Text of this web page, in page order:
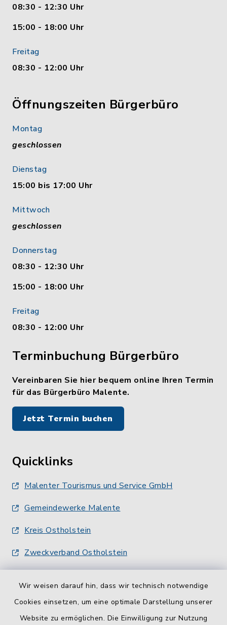
Wir weisen darauf hin, dass wir technisch notwendige
Cookies einsetzen, um eine optimale Darstellung unserer
Website zu ermöglichen. Die Einwilligung zur Nutzung
08:30 - 12:30 Uhr
15:00 - 18:00 Uhr
Freitag
08:30 - 12:00 Uhr
Öffnungszeiten Bürgerbüro
Montag
geschlossen
Dienstag
15:00 bis 17:00 Uhr
Mittwoch
geschlossen
Donnerstag
08:30 - 12:30 Uhr
15:00 - 18:00 Uhr
Freitag
08:30 - 12:00 Uhr
Terminbuchung Bürgerbüro
Vereinbaren Sie hier bequem online Ihren Termin
für das Bürgerbüro Malente.
Jetzt Termin buchen
Quicklinks
Malenter Tourismus und Service GmbH
Gemeindewerke Malente
Kreis Ostholstein
Zweckverband Ostholstein